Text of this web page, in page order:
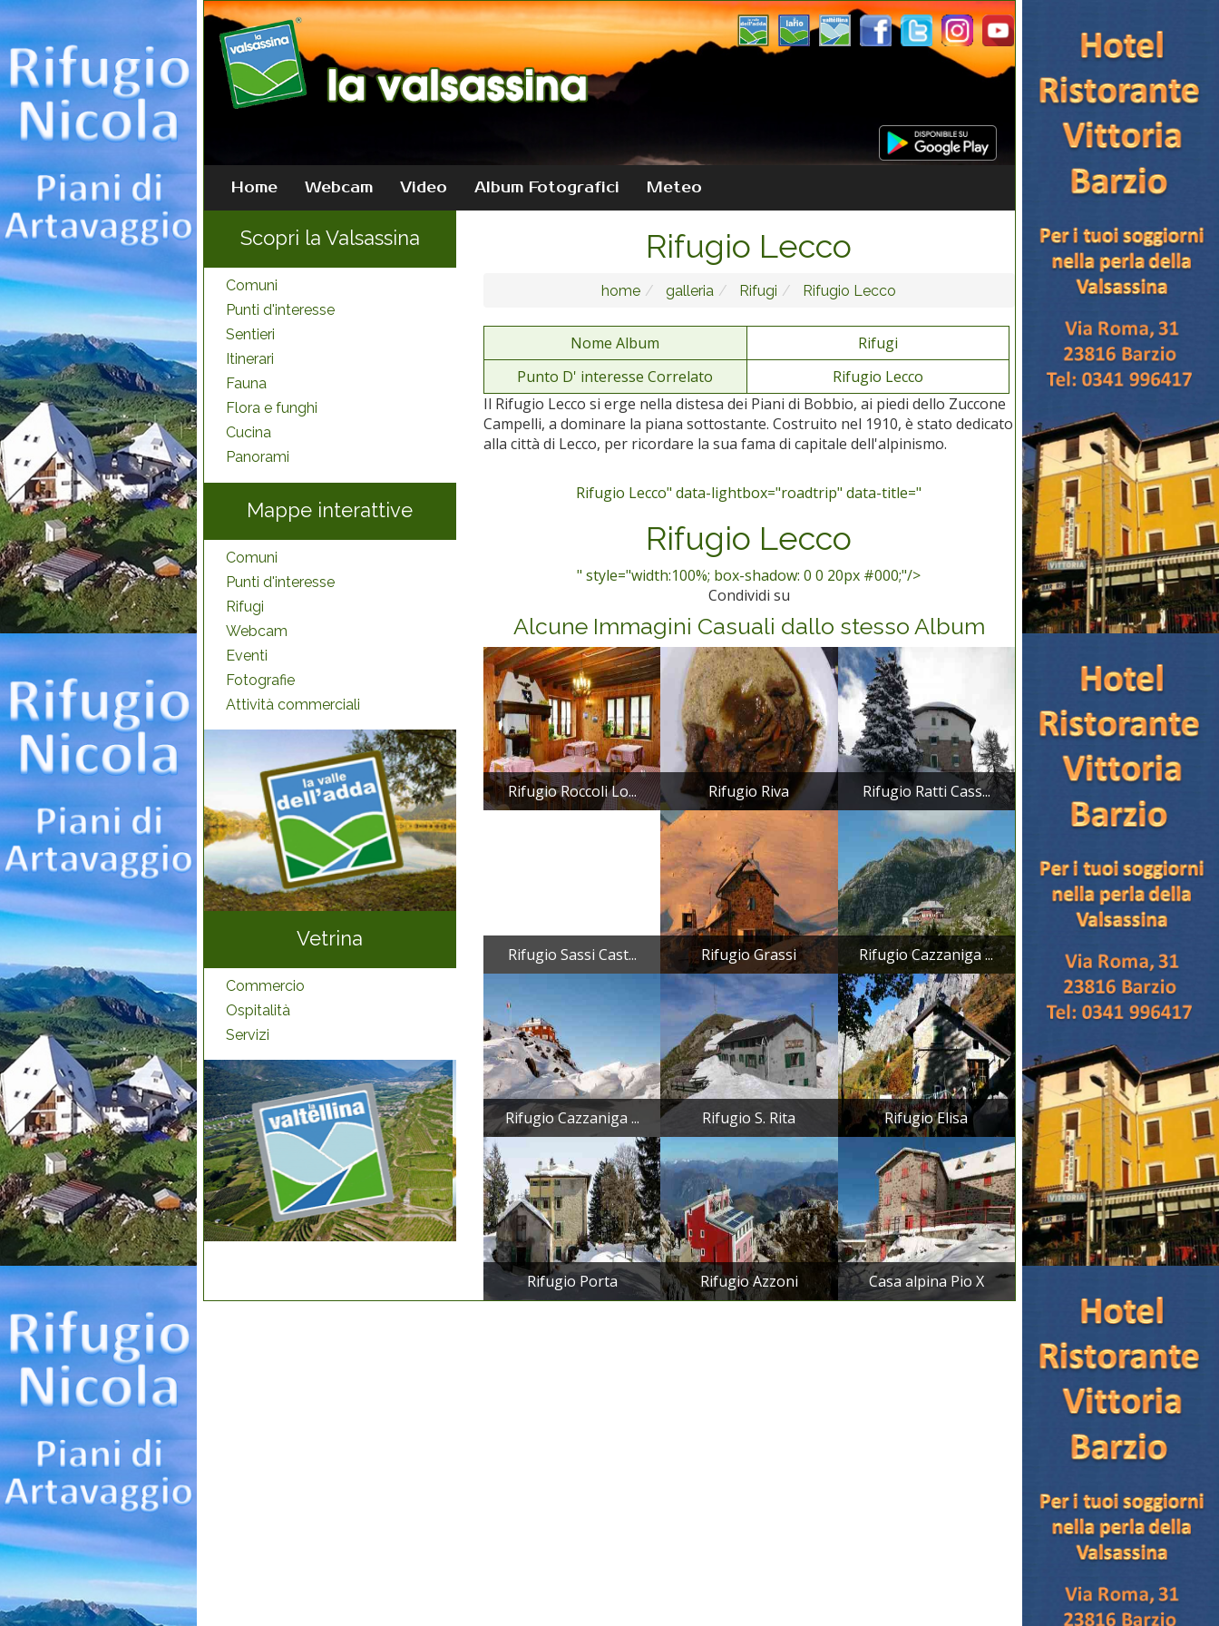
Home Webcam Video Album Fotografici Meteo
Scopri la Valsassina
Comuni
Punti d'interesse
Sentieri
Itinerari
Fauna
Flora e funghi
Cucina
Panorami
Mappe interattive
Comuni
Punti d'interesse
Rifugi
Webcam
Eventi
Fotografie
Attività commerciali
Vetrina
Commercio
Ospitalità
Servizi
Rifugio Lecco
home galleria Rifugi Rifugio Lecco
Nome Album
Rifugi
Punto D' interesse Correlato
Rifugio Lecco
Il Rifugio Lecco si erge nella distesa dei Piani di Bobbio, ai piedi dello Zuccone
Campelli, a dominare la piana sottostante. Costruito nel 1910, è stato dedicato
alla città di Lecco, per ricordare la sua fama di capitale dell'alpinismo.
Rifugio Lecco" data-lightbox="roadtrip" data-title="
Rifugio Lecco
" style="width:100%; box-shadow: 0 0 20px #000;"/>
Condividi su
Alcune Immagini Casuali dallo stesso Album
Rifugio Roccoli Lo... Rifugio Riva Rifugio Ratti Cass...
Rifugio Sassi Cast... Rifugio Grassi Rifugio Cazzaniga ...
Rifugio Cazzaniga ... Rifugio S. Rita Rifugio Elisa
Rifugio Porta Rifugio Azzoni Casa alpina Pio X